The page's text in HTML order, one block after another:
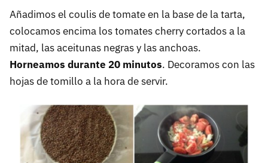
Añadimos el coulis de tomate en la base de la tarta,
colocamos encima los tomates cherry cortados a la
mitad, las aceitunas negras y las anchoas.
Horneamos durante 20 minutos. Decoramos con las
hojas de tomillo a la hora de servir.